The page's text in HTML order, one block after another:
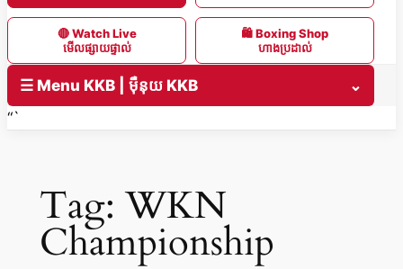
🔴 Watch Live
មើលផ្សាយផ្ទាល់
🛍 Boxing Shop
ហាងប្រដាល់
☰ Menu KKB | ម៉ឺនុយ KKB
⌄
“`
Tag:WKN
Championship